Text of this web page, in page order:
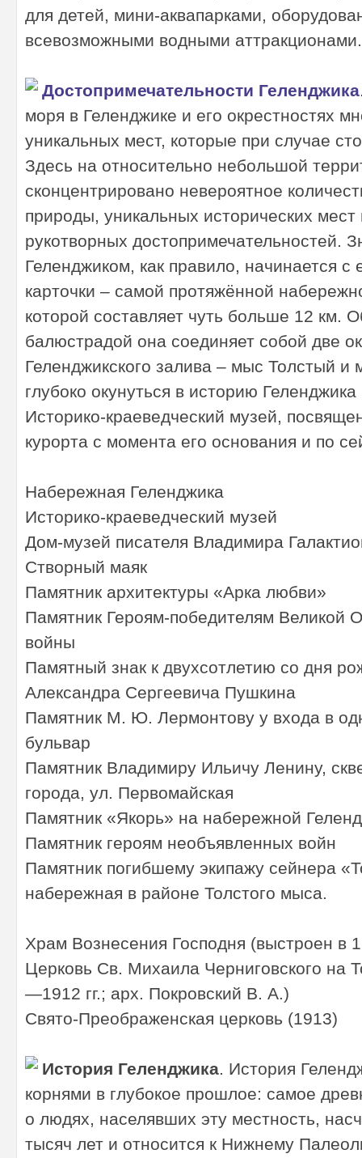
для детей, мини-аквапарками,
всевозможными водными аттракционами.
Достопримечательности Геленджика
моря в Геленджике и его окрестностях
уникальных мест, которые при случае
Здесь на относительно небольшой
сконцентрировано невероятное
природы, уникальных исторических мест
рукотворных достопримечательностей.
Геленджиком, как правило, начинается с
карточки – самой протяжённой
которой составляет чуть больше 12 км.
балюстрадой она соединяет собой две
Геленджикского залива – мыс Толстый и
глубоко окунуться в историю Геленджика
Историко-краеведческий музей,
курорта с момента его основания и по
Набережная Геленджика
Историко-краеведческий музей
Дом-музей писателя Владимира
Створный маяк
Памятник архитектуры «Арка любви»
Памятник Героям-победителям Великой
войны
Памятный знак к двухсотлетию со дня
Александра Сергеевича Пушкина
Памятник М. Ю. Лермонтову у входа в
бульвар
Памятник Владимиру Ильичу Ленину,
города, ул. Первомайская
Памятник «Якорь» на набережной
Памятник героям необъявленных войн
Памятник погибшему экипажу сейнера
набережная в районе Толстого мыса.
Храм Вознесения Господня (выстроен в
Церковь Св. Михаила Черниговского на
—1912 гг.; арх. Покровский В. А.)
Свято-Преображенская церковь (1913)
История Геленджика. История
корнями в глубокое прошлое: самое
о людях, населявших эту местность,
тысяч лет и относится к Нижнему